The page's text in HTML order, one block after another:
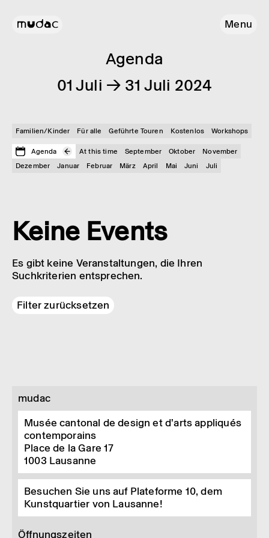
Menu
Agenda
01 Juli → 31 Juli 2024
Familien/Kinder Für alle Geführte Touren Kostenlos Workshops
Agenda At this time September Oktober
November
Dezember
Januar Februar März April Mai Juni Juli
Keine Events
Es gibt keine Veranstaltungen, die Ihren
Suchkriterien entsprechen.
Filter zurücksetzen
mudac
Musée cantonal de design et d’arts appliqués
contemporains
Place de la Gare 17
1003 Lausanne
Besuchen Sie uns auf Plateforme 10, dem
Kunstquartier von Lausanne!
Öffnungszeiten